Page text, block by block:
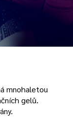
mnohaletou
gelů.